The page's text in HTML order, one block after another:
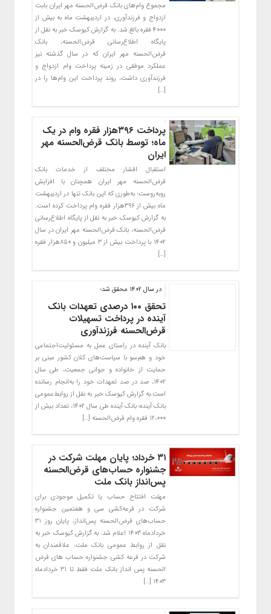
مجموع وام‌های بانک قرض‌الحسنه مهر ایران بابت
ازدواج و فرزندآوری، در اردیبهشت ماه به بیش از
۴۰۰۰ فقره بالغ شد. به گزارش کیوسک خبر به نقل از
پایگاه اطلاع‌رسانی قرض‌الحسنه، بانک
قرض‌الحسنه مهر ایران که در سال گذشته نیز
عملکرد موفقی در زمینه پرداخت وام ازدواج و
فرزندآوری داشت، روند پرداخت این وام‌ها را در
[…]
پرداخت ۳۹۶هزار فقره وام در یک
ماه؛ توسط بانک قرض‌الحسنه مهر
ایران
استقبال اقشار مختلف از خدمات بانک
قرض‌الحسنه مهر ایران همچنان با افزایش
روبه‌روست؛ به‌طوری که این بانک تنها در اردیبهشت
ماه بیش از ۳۹۶هزار فقره وام پرداخت کرده است.
به گزارش کیوسک خبر به نقل از پایگاه اطلاع‌رسانی
قرض‌الحسنه، بانک قرض‌الحسنه مهر ایران در سال
۱۴۰۲ با پرداخت بیش از ۳ میلیون و ۸۵۰هزار فقره
[…]
در سال 1402 محقق شد؛
تحقق ۱۰۰ درصدی تعهدات بانک
آینده در پرداخت تسهیلات
قرض‌الحسنه فرزندآوری
بانک آینده در راستای عمل به مسئولیت‌اجتماعی
خود و هم‌سو با سیاست‌های کلان کشور مبنی بر
حمایت از خانواده و جوانی جمعیت، طی سال
۱۴۰۲، صد در صد تعهدات خود را به‌انجام رسانده
است.به گزارش کیوسک خبر به نقل از روابط‌عمومی
بانک آینده؛ بانک آینده طی سال ۱۴۰۲، تعداد بیش از
۱۲،۰۰۰ فقره وام قرض‌الحسنه […]
۳۱ خرداد؛ پایان مهلت شرکت در
جشنواره حساب‌های قرض‌الحسنه
پس‌انداز بانک ملت
مهلت افتتاح حساب یا تکمیل موجودی برای
شرکت در قرعه‌کشی سی و هفتمین جشنواره
حساب‌های قرض‌الحسنه پس‌انداز، پایان روز ۳۱
خردادماه ۱۴۰۳ اعلام شد. به گزارش کیوسک خبر به
نقل از روابط عمومی بانک ملت، علاقمندان به
شرکت در قرعه کشی جشنواره حساب های قرض
الحسنه پس انداز بانک ملت فقط تا ۳۱ خردادماه
۱۴۰۳ […]